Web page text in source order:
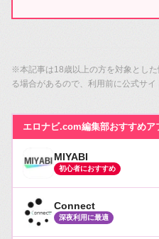
※本記事は18歳以上の方を対象とし
る場合があるので、利用前に公式サイ
エロナビ.com編集部おすすめア
MIYABI
初心者におすすめ
Connect
深夜利用に最適